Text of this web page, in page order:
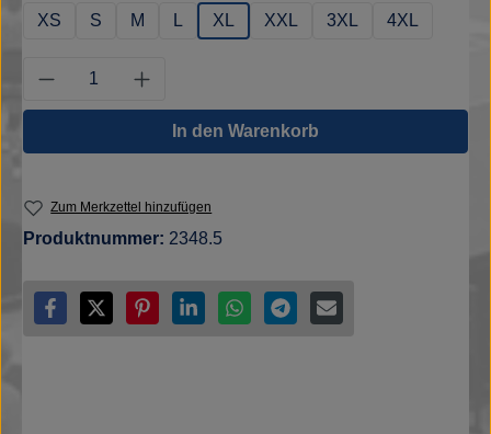
XS S M L XL XXL 3XL 4XL
Produkt Anzahl: Gib den gewünschten
In den Warenkorb
Zum Merkzettel hinzufügen
Produktnummer: 2348.5